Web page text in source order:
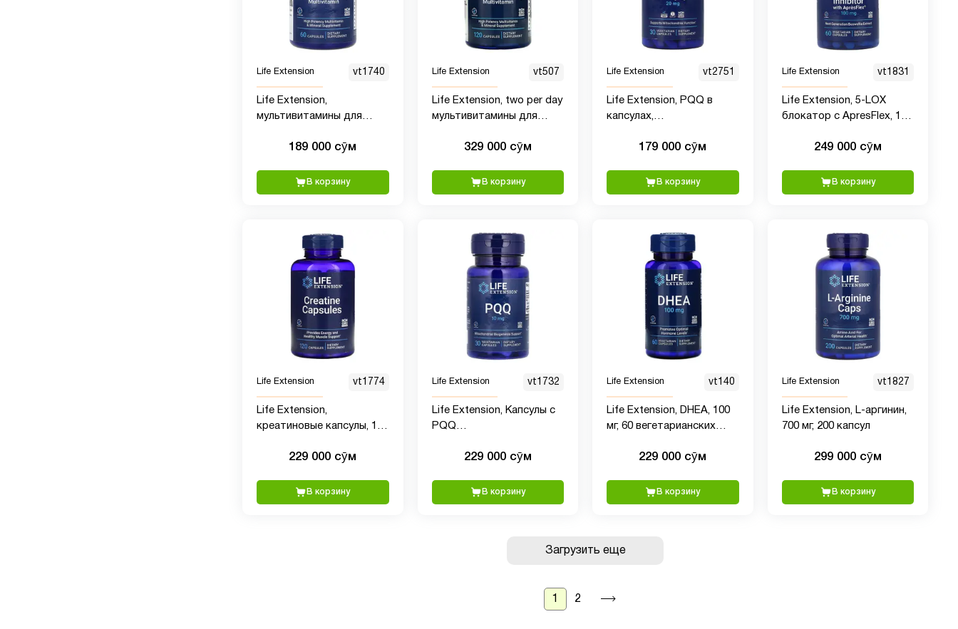
Life Extension vt1740
Life Extension,
мультивитамины для
60 таблетках
189 000 сӯм
В корзину
Life Extension vt507
Life Extension, two per day
мультивитамины для
120 капсул329 000 сӯм
В корзину
Life Extension vt2751
Life Extension, PQQ в
капсулах,
мг, 30 капсул179 000 сӯм
В корзину
Life Extension vt1831
Life Extension, 5-LOX
блокатор с ApresFlex, 100
249 000 сӯм
В корзину
Life Extension vt1774
Life Extension,
креатиновые капсулы, 120
229 000 сӯм
В корзину
Life Extension vt1732
Life Extension, Капсулы с
PQQ
10 мг, 60 вегетарианских229 000 сӯм
В корзину
Life Extension vt140
Life Extension, DHEA, 100
мг, 60 вегетарианских
229 000 сӯм
В корзину
Life Extension vt1827
Life Extension, L-аргинин,
700 мг, 200 капсул
299 000 сӯм
В корзину
Загрузить еще
1 2